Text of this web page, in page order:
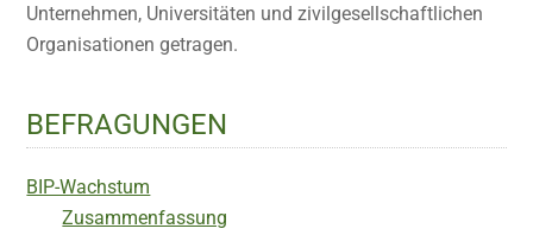
Unternehmen, Universitäten und zivilgesellschaftlichen
Organisationen getragen.
BEFRAGUNGEN
BIP-Wachstum
Zusammenfassung